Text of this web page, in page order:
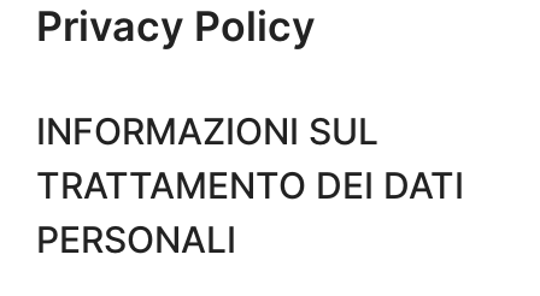
Privacy Policy
INFORMAZIONI SUL
TRATTAMENTO DEI DATI
PERSONALI